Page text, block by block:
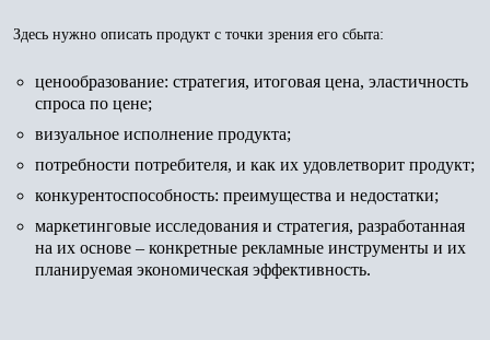
Здесь нужно описать продукт с точки зрения его сбыта:
ценообразование: стратегия, итоговая цена, эластичность
спроса по цене;
визуальное исполнение продукта;
потребности потребителя, и как их удовлетворит продукт;
конкурентоспособность: преимущества и недостатки;
маркетинговые исследования и стратегия, разработанная
на их основе – конкретные рекламные инструменты и их
планируемая экономическая эффективность.